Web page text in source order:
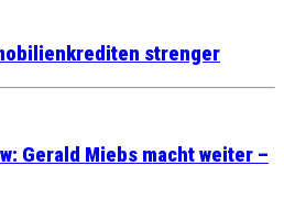
strenger
Gerald Miebs macht weiter –